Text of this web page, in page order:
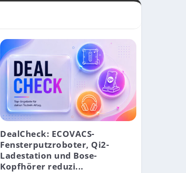
DealCheck: ECOVACS-
Fensterputzroboter, Qi2-
Ladestation und Bose-
Kopfhörer reduzi...